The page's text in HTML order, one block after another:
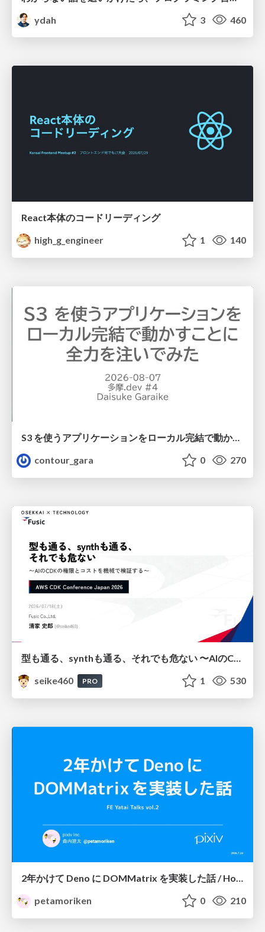
ydah
3 460
React本体のコードリーディング
high_g_engineer
1 140
S3 を使うアプリケーションをローカル完結で動かすことに全力を注いでみた / Running S3 Apps Offline
contour_gara
0 270
seike460
PRO 1 530
2年かけて Deno に DOMMatrix を実装した話 / How I implemented DOMMatrix in Deno over two years
petamoriken
0 210